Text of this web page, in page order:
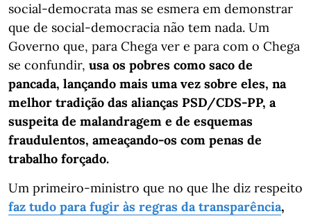
social-democrata mas se esmera em demonstrar
que de social-democracia não tem nada. Um
Governo que, para Chega ver e para com o Chega
se confundir, usa os pobres como saco de
pancada, lançando mais uma vez sobre eles, na
melhor tradição das alianças PSD/CDS-PP, a
suspeita de malandragem e de esquemas
fraudulentos, ameaçando-os com penas de
trabalho forçado.
Um primeiro-ministro que no que lhe diz respeito
faz tudo para fugir às regras da transparência,